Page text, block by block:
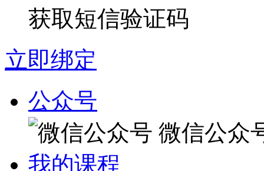
获取短信验证码
立即绑定
公众号
微信公众
我的课程